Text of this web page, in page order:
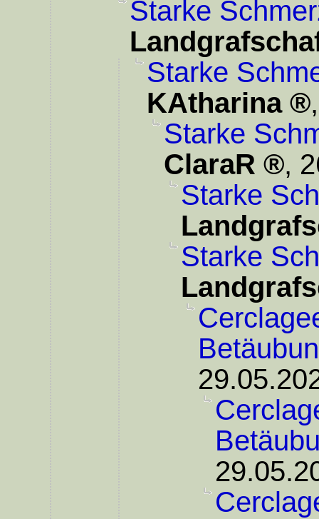
Starke
Starke
KAtharina
Starke
ClaraR
,
Starke
Starke